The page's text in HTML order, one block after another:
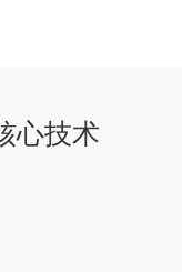
心技术